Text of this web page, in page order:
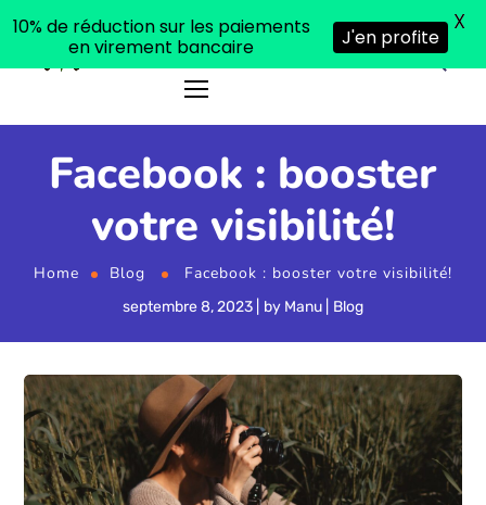
Facebook : booster
votre visibilité!
Home Blog Facebook : booster votre visibilité!
septembre 8, 2023 byManu Blog
10% de réduction sur les paiements
en virement bancaire
J'en profite
X